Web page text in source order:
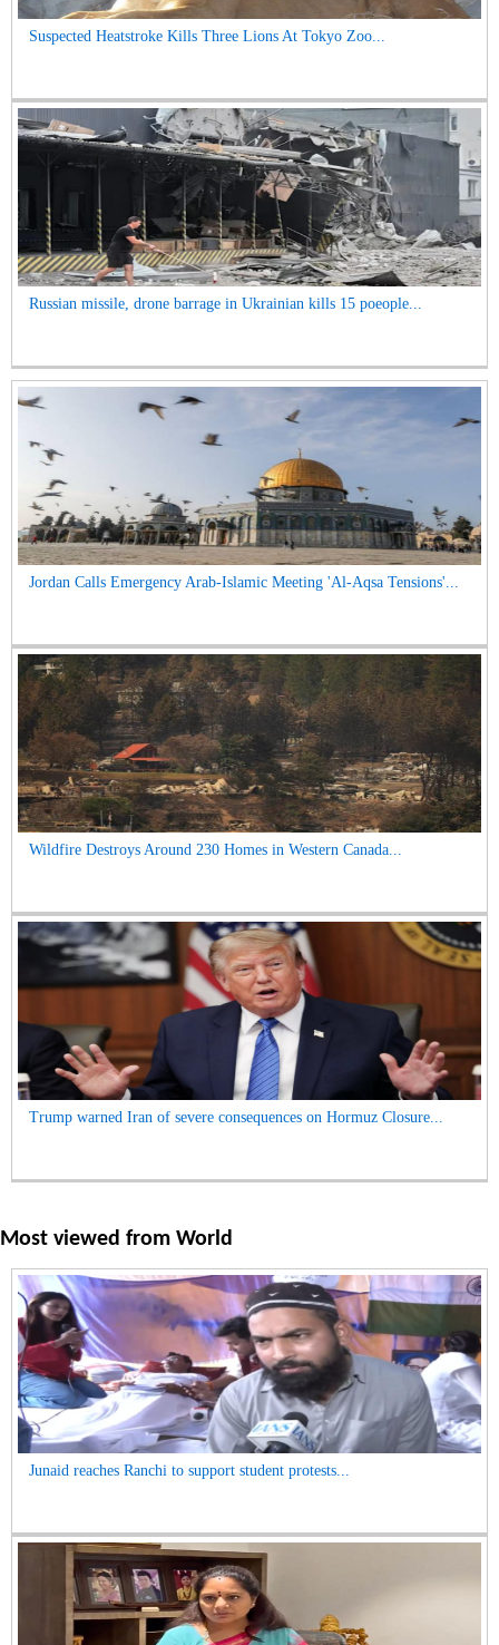
Suspected Heatstroke Kills Three Lions At Tokyo Zoo...
Russian missile, drone barrage in Ukrainian kills 15 poeople...
Jordan Calls Emergency Arab-Islamic Meeting 'Al-Aqsa Tensions'...
Wildfire Destroys Around 230 Homes in Western Canada...
Trump warned Iran of severe consequences on Hormuz Closure...
Most viewed from World
Junaid reaches Ranchi to support student protests...